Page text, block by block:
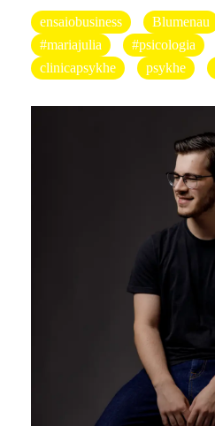
ensaiobusiness Blumenau
#mariajulia
#psicologia
clinicapsykhe
psykhe